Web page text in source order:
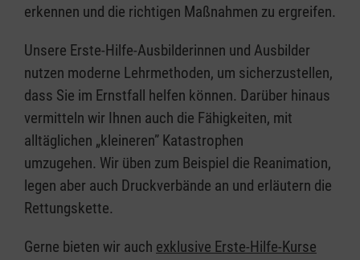
erkennen und die richtigen Maßnahmen zu ergreifen.
Unsere Erste-Hilfe-Ausbilderinnen und Ausbilder
nutzen moderne Lehrmethoden, um sicherzustellen,
dass Sie im Ernstfall helfen können. Darüber hinaus
vermitteln wir Ihnen auch die Fähigkeiten, mit
alltäglichen „kleineren” Katastrophen
umzugehen. Wir üben zum Beispiel die Reanimation,
legen aber auch Druckverbände an und erläutern die
Rettungskette.
Gerne bieten wir auch exklusive Erste-Hilfe-Kurse